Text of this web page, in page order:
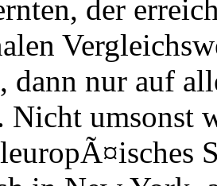
der
dann nur auf
Nicht umsonst